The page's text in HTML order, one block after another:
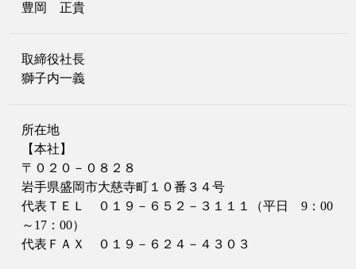
豊岡 正貴
取締役社長
獅子内一義
所在地
【本社】
〒０２０－０８２８
岩手県盛岡市大慈寺町１０番３４号
代表ＴＥＬ ０１９－６５２－３１１１（平日 9：00
～17：00）
代表ＦＡＸ ０１９－６２４－４３０３